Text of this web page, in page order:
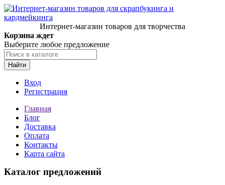
Интернет-магазин товаров для творчества
Корзина ждет
Выберите любое предложение
Найти
Вход
Регистрация
Главная
Блог
Доставка
Оплата
Контакты
Карта сайта
Каталог предложений